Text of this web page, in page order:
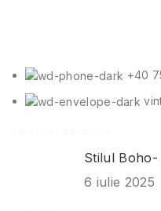
+40
Stilul
6 iulie 2025